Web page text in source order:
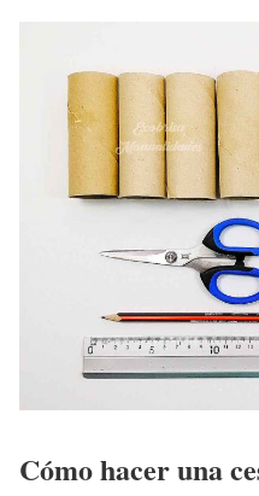
Cómo hacer una